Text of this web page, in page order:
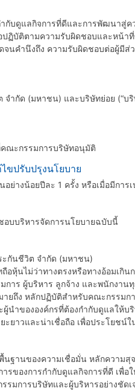
ดูแลกิจการที่ดีและการพัฒนาสู่ค
ฏิบัติตามความรับผิดชอบและหน้
นคำนึงถึง ความรับผิดชอบต่อผู้มี
ำกัด (มหาชน) และบริษัทย่อย (“บ
ณะกรรมการบริษัทอนุมัติ
ขปรับปรุงนโยบาย
างน้อยปีละ 1 ครั้ง หรือเมื่อมีการ
บบริหารจัดการนโยบายฉบับนี้
ะกันชีวิต จํากัด (มหาชน)
อหุ้นไม่ว่าทางตรงหรือทางอ้อมเกิ
การ ผู้บริหาร ลูกจ้าง และพนักงาน
ายถึง หลักปฏิบัติสําหรับคณะกรรมก
นําขององค์กรที่ต้องกํากับดูแลให้บ
ยาวและน่าเชื่อถือ เพื่อประโยชน์
านของความเชื่อมั่น หลักความสุ
รของการกํากับดูแลกิจการที่ดี เพื่
มการบริษัทและผู้บริหารอย่างชัด